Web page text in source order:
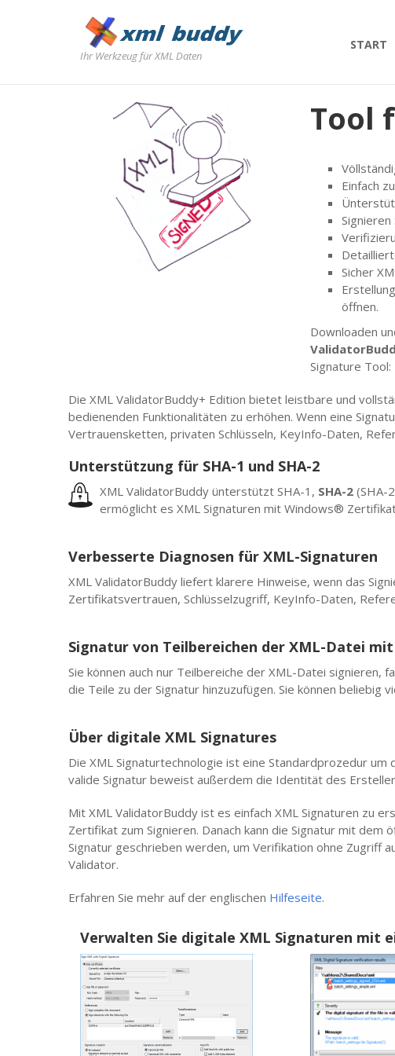
Ihr Werkzeug für XML Daten
START
Tool
Einfach
Sicher
öffnen.
Downloaden
Signature Tool:
Die XML ValidatorBuddy+ Edition bietet leistbare und
bedienenden Funktionalitäten zu erhöhen. Wenn eine
Vertrauensketten, privaten Schlüsseln, KeyInfo-Daten,
Unterstützung für SHA-1 und SHA-2
XML ValidatorBuddy ünterstützt SHA-1, SHA-2 (SHA-
ermöglicht es XML Signaturen mit Windows®
Verbesserte Diagnosen für XML-Signaturen
XML ValidatorBuddy liefert klarere Hinweise, wenn das
Zertifikatsvertrauen, Schlüsselzugriff, KeyInfo-Daten,
Signatur von Teilbereichen der XML-Datei
Sie können auch nur Teilbereiche der XML-Datei signieren,
die Teile zu der Signatur hinzuzufügen. Sie können beliebig
Über digitale XML Signatures
Die XML Signaturtechnologie ist eine Standardprozedur
valide Signatur beweist außerdem die Identität des
Mit XML ValidatorBuddy ist es einfach XML Signaturen zu
Zertifikat zum Signieren. Danach kann die Signatur mit
Signatur geschrieben werden, um Verifikation ohne Zugriff
Validator.
Erfahren Sie mehr auf der englischen Hilfeseite.
Verwalten Sie digitale XML Signaturen mit